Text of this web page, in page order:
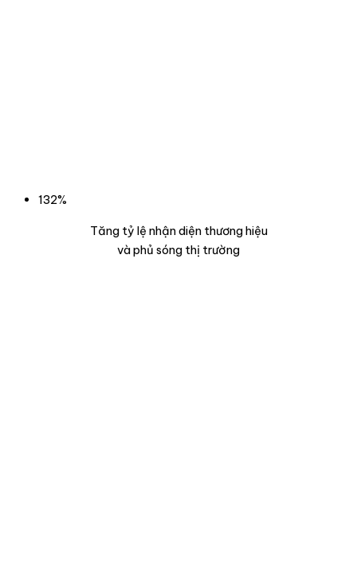
132%
Tăng tỷ lệ nhận diện thương hiệu
và phủ sóng thị trường